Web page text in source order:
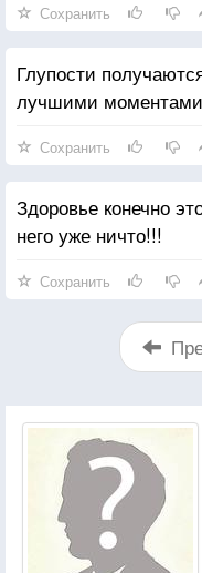
Сохранить
Глупости
лучшими
Сохранить
Здоровье конечно
него уже ничто!!!
Сохранить